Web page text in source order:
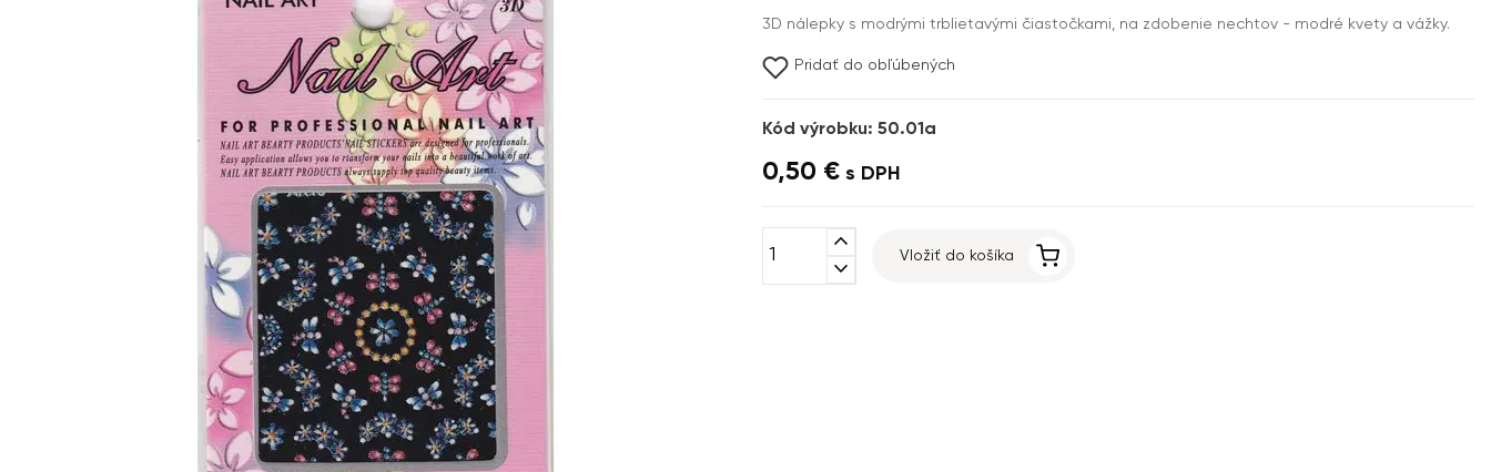
3D nálepky s modrými trblietavými čiastočkami, na zdobenie nechtov - modré kvety a vážky.
Pridať do obľúbených
Kód výrobku: 50.01a
0,50 € s DPH
expand_less
expand_more
Vložiť do košíka